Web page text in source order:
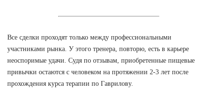
Все сделки проходят только между профессиональными
участниками рынка. У этого тренера, повторю, есть в карьере
неоспоримые удачи. Судя по отзывам, приобретенные пищевые
привычки остаются с человеком на протяжении 2-3 лет после
прохождения курса терапии по Гаврилову.